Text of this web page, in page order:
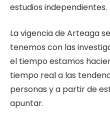
estudios independientes.
La vigencia de Arteaga
tenemos con las
el tiempo estamos
tiempo real a las
personas y a partir de
apuntar.